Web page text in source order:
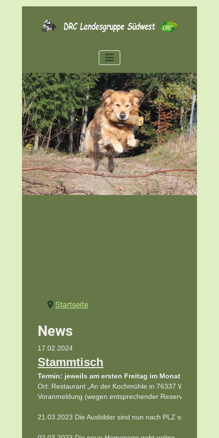
Startseite
News
17.02.2024
Stammtisch
Termin: jeweils am ersten Freitag im Monat
Ort: Restaurant „An der Kochmühle in 76337 Waldbronn-
Voranmeldung (wegen entsprechender Reservierung)
21.03.2023 Die Ausbilder sind nun nach PLZ sortiert